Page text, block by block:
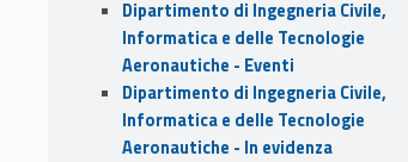
Dipartimento di Ingegneria Civile,
Informatica e delle Tecnologie
Aeronautiche - Eventi
Dipartimento di Ingegneria Civile,
Informatica e delle Tecnologie
Aeronautiche - In evidenza